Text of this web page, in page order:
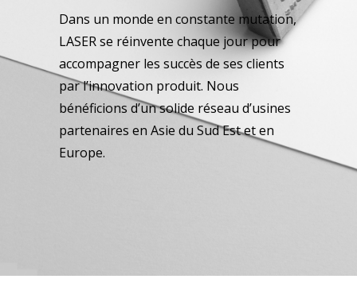
Dans un monde en constante mutation,
LASER se réinvente chaque jour pour
accompagner les succès de ses clients
par l’innovation produit. Nous
bénéficions d’un solide réseau d’usines
partenaires en Asie du Sud Est et en
Europe.